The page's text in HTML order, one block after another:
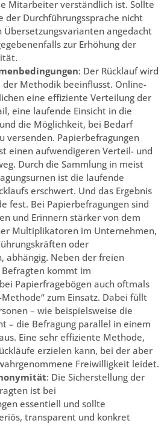
Mitarbeiter verständlich ist. Sollte
der Durchführungssprache nicht
Übersetzungsvarianten angedacht
zur Erhöhung der
: Der Rücklauf wird
der Methodik beeinflusst. Online-
eine effiziente Verteilung der
eine laufende Einsicht in die
die Möglichkeit, bei Bedarf
versenden. Papierbefragungen
einen aufwendigeren Verteil- und
Durch die Sammlung in meist
ist die laufende
erschwert. Und das Ergebnis
fest. Bei Papierbefragungen sind
und Erinnern stärker von dem
Multiplikatoren im Unternehmen,
oder
abhängig. Neben der freien
kommt im
Papierfragebögen auch oftmals
zum Einsatz. Dabei füllt
– wie beispielsweise die
– die Befragung parallel in einem
Eine sehr effiziente Methode,
erzielen kann, bei der aber
Freiwilligkeit leidet.
: Die Sicherstellung der
ist bei
essentiell und sollte
transparent und konkret